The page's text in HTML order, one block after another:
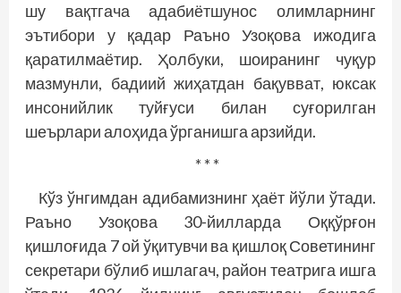
шу вақтгача адабиётшунос олимларнинг
эътибори у қадар Раъно Узоқова ижодига
қаратилмаётир. Ҳолбуки, шоиранинг чуқур
мазмунли, бадиий жиҳатдан бақувват, юксак
инсонийлик туйғуси билан суғорилган
шеърлари алоҳида ўрганишга арзийди.
* * *
Кўз ўнгимдан адибамизнинг ҳаёт йўли ўтади.
Раъно Узоқова 30-йилларда Оққўрғон
қишлоғида 7 ой ўқитувчи ва қишлоқ Советининг
секретари бўлиб ишлагач, район театрига ишга